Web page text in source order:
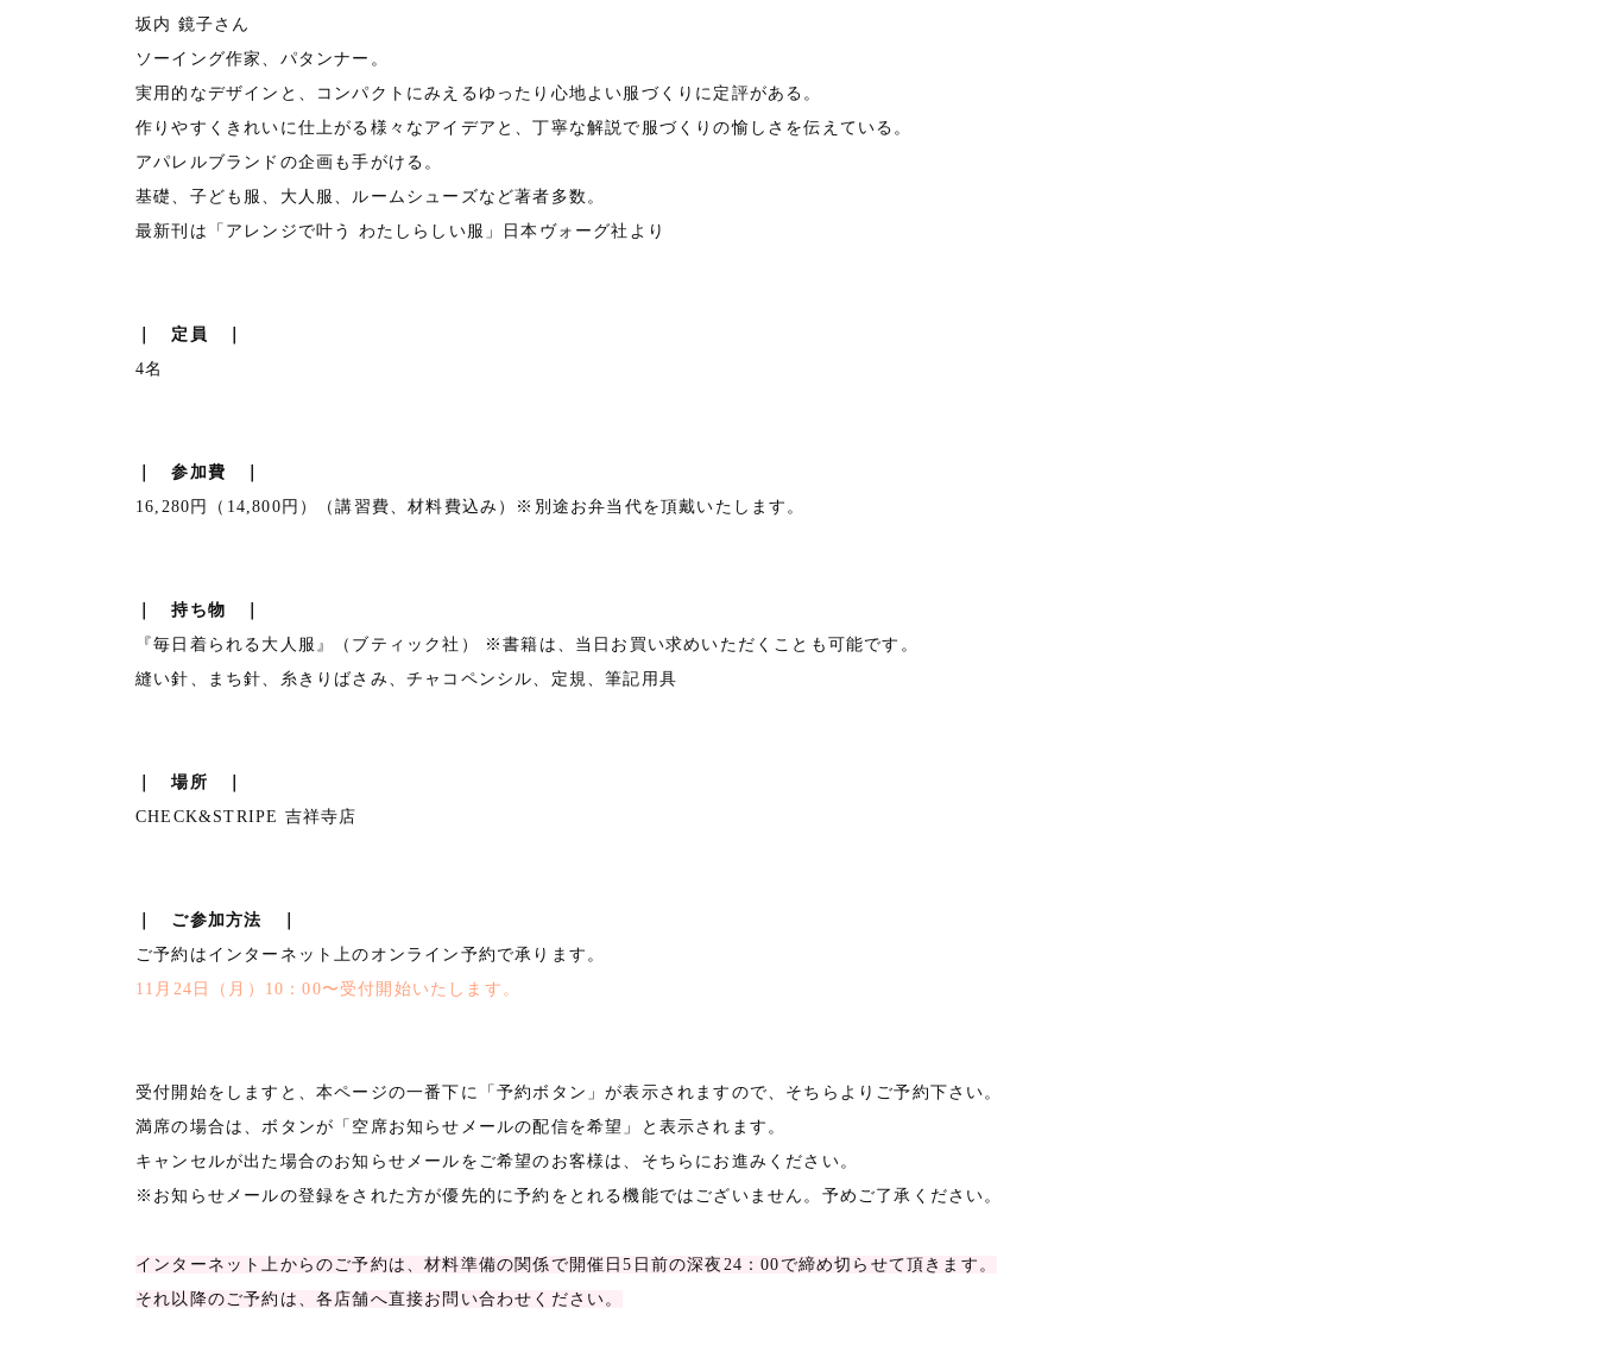
坂内 鏡子さん
ソーイング作家、パタンナー。
実用的なデザインと、コンパクトにみえるゆったり心地よい服づくりに定評がある。
作りやすくきれいに仕上がる様々なアイデアと、丁寧な解説で服づくりの愉しさを伝えている。
アパレルブランドの企画も手がける。
基礎、子ども服、大人服、ルームシューズなど著者多数。
最新刊は「アレンジで叶う わたしらしい服」日本ヴォーグ社より
｜ 定員 ｜
4名
｜ 参加費 ｜
16,280円（14,800円）（講習費、材料費込み）※別途お弁当代を頂戴いたします。
｜ 持ち物 ｜
『毎日着られる大人服』（ブティック社） ※書籍は、当日お買い求めいただくことも可能です。
縫い針、まち針、糸きりばさみ、チャコペンシル、定規、筆記用具
｜ 場所 ｜
CHECK&STRIPE 吉祥寺店
｜ ご参加方法 ｜
ご予約はインターネット上のオンライン予約で承ります。
11月24日（月）10：00〜受付開始いたします。
受付開始をしますと、本ページの一番下に「予約ボタン」が表示されますので、そちらよりご予約下さい。
満席の場合は、ボタンが「空席お知らせメールの配信を希望」と表示されます。
キャンセルが出た場合のお知らせメールをご希望のお客様は、そちらにお進みください。
※お知らせメールの登録をされた方が優先的に予約をとれる機能ではございません。予めご了承ください。
インターネット上からのご予約は、材料準備の関係で開催日5日前の深夜24：00で締め切らせて頂きます。
それ以降のご予約は、各店舗へ直接お問い合わせください。